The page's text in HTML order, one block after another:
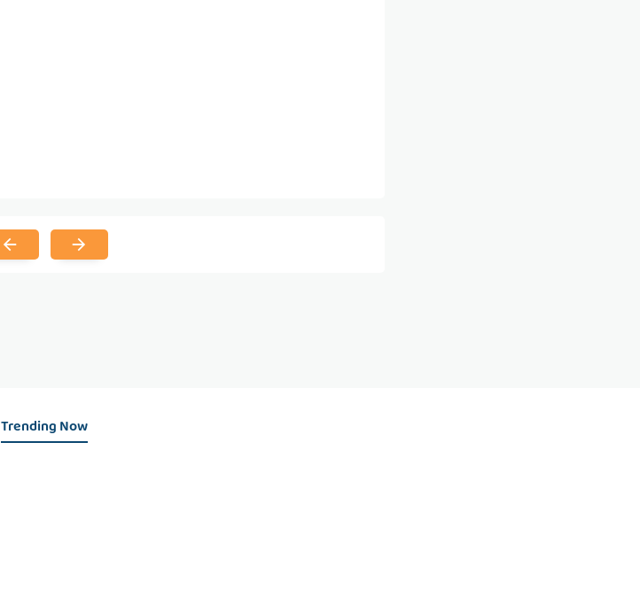
Trending Now